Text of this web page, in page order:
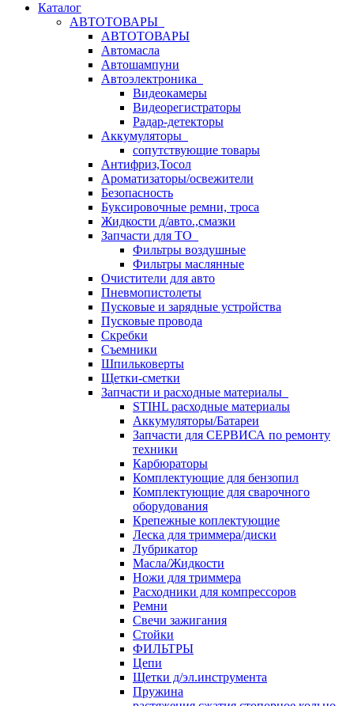
Каталог
АВТОТОВАРЫ
АВТОТОВАРЫ
Автомасла
Автошампуни
Автоэлектроника
Видеокамеры
Видеорегистраторы
Радар-детекторы
Аккумуляторы
сопутствующие товары
Антифриз,Тосол
Ароматизаторы/освежители
Безопасность
Буксировочные ремни, троса
Жидкости д/авто.,смазки
Запчасти для ТО
Фильтры воздушные
Фильтры маслянные
Очистители для авто
Пневмопистолеты
Пусковые и зарядные устройства
Пусковые провода
Скребки
Съемники
Шпильковерты
Щетки-сметки
Запчасти и расходные материалы
STIHL расходные материалы
Аккумуляторы/Батареи
Запчасти для СЕРВИСА по ремонту
техники
Карбюраторы
Комплектующие для бензопил
Комплектующие для сварочного
оборудования
Крепежные коплектующие
Леска для триммера/диски
Лубрикатор
Масла/Жидкости
Ножи для триммера
Расходники для компрессоров
Ремни
Свечи зажигания
Стойки
ФИЛЬТРЫ
Цепи
Щетки д/эл.инструмента
Пружина